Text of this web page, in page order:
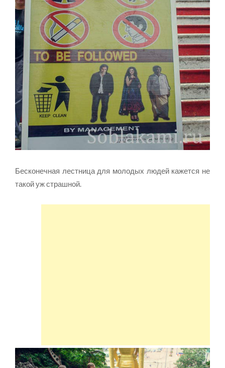
Бесконечная лестница для молодых людей кажется не
такой уж страшной.